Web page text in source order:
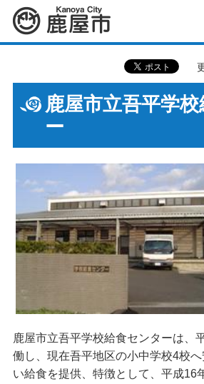
鹿屋市
鹿屋市立吾平学
ー
鹿屋市立吾平学校給食センターは、
働し、現在吾平地区の小中学校4校
い給食を提供、特徴として、平成16